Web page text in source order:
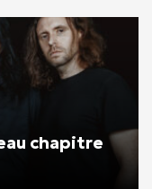
chapitre